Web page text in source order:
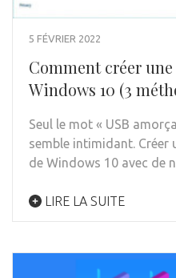
5 FÉVRIER 2022
Comment créer
Windows 10 (3
Seul le mot « USB
semble intimidant. Créer
de Windows 10 avec de
LIRE LA SUITE